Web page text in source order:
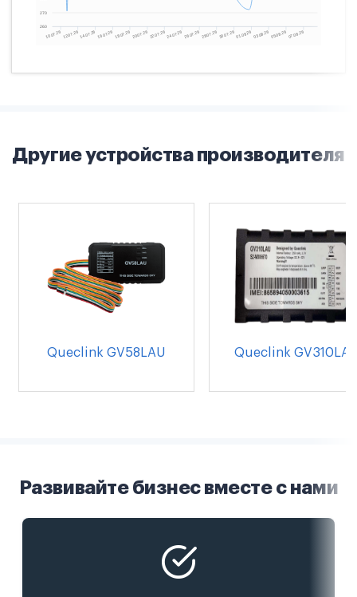
Другие устройства производителя
Queclink GV58LAU Queclink
Развивайте бизнес вместе с нами